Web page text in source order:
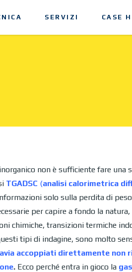
SERVIZI CASE
non è sufficiente fare una
TGADSC (analisi calorimetrica
solo sulla perdita di
per capire a fondo la
chimiche, transizioni termiche
tipi di indagine, sono molto
accoppiati direttamente non
. Ecco perché entra in gioco la